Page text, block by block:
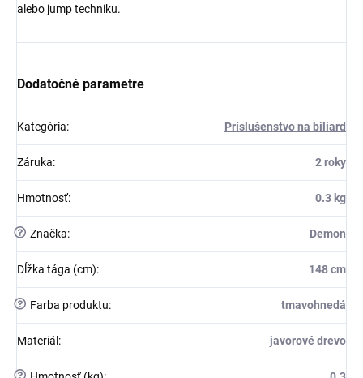
alebo jump techniku.
Dodatočné parametre
Kategória: Príslušenstvo na biliard
Záruka: 2 roky
Hmotnosť: 0.3 kg
? Značka: Demon
Dĺžka tága (cm): 148 cm
? Farba produktu: tmavohnedá
Materiál : javorové drevo